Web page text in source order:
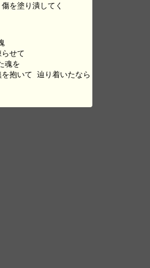
を塗り潰してく
せて
魂を
抱いて 辿り着いたなら